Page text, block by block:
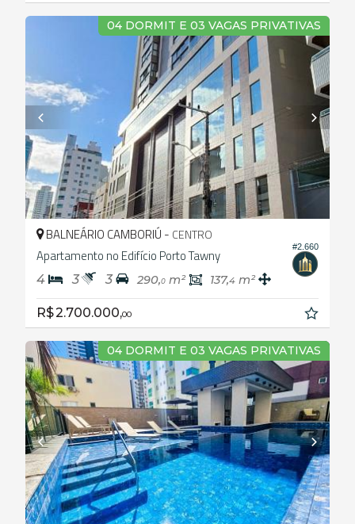
04 DORMIT E 03 VAGAS PRIVATIVAS
#2.660
BALNEÁRIO CAMBORIÚ - CENTRO
Apartamento no Edifício Porto Tawny
4 3 3 290,0 m² 137,4 m²
R$ 2.700.000,00
04 DORMIT E 03 VAGAS PRIVATIVAS